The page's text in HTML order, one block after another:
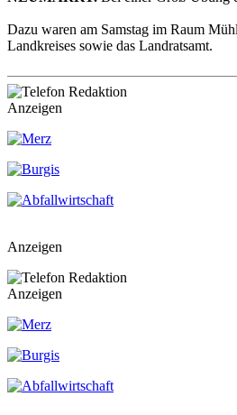
Dazu waren am Samstag im Raum
Landkreises sowie das Landratsamt.
Anzeigen
Anzeigen
Anzeigen